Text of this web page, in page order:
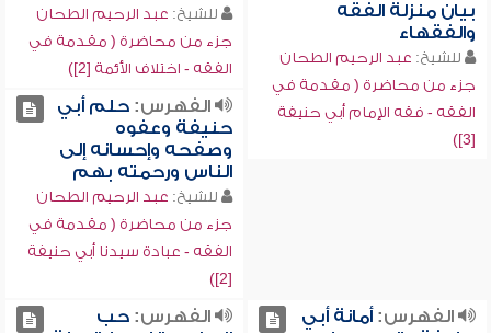
بيان منزلة الفقه
والفقهاء
للشيخ: عبد الرحيم الطحان
جزء من محاضرة ( مقدمة في
الفقه - فقه الإمام أبي حنيفة
[3])
للشيخ: عبد الرحيم الطحان
جزء من محاضرة ( مقدمة في
الفقه - اختلاف الأئمة [2])
الفهرس:حلم أبي
حنيفة وعفوه
وصفحه وإحسانه إلى
الناس ورحمته بهم
للشيخ: عبد الرحيم الطحان
جزء من محاضرة ( مقدمة في
الفقه - عبادة سيدنا أبي حنيفة
[2])
الفهرس:أمانة أبي
الفهرس:حب